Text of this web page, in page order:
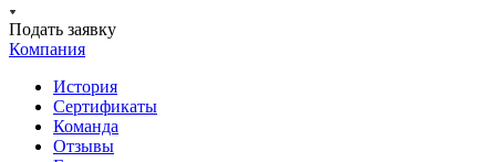
Подать заявку
Компания
История
Сертификаты
Команда
Отзывы